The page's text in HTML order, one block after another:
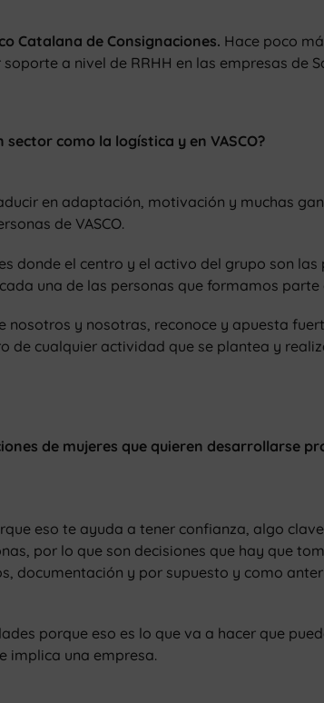
Catalana de Consignaciones. Hace poco
a nivel de RRHH en las empresas de
sector como la logística y en VASCO?
en adaptación, motivación y muchas
de VASCO.
donde el centro y el activo del grupo son
una de las personas que formamos parte
nosotros y nosotras, reconoce y apuesta
de cualquier actividad que se plantea y
de mujeres que quieren desarrollarse
eso te ayuda a tener confianza, algo
por lo que son decisiones que hay que
documentación y por supuesto y como
porque eso es lo que va a hacer que
implica una empresa.